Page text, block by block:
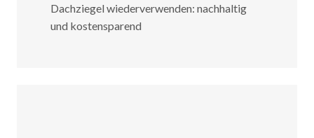
Dachziegel wiederverwenden: nachhaltig
und kostensparend